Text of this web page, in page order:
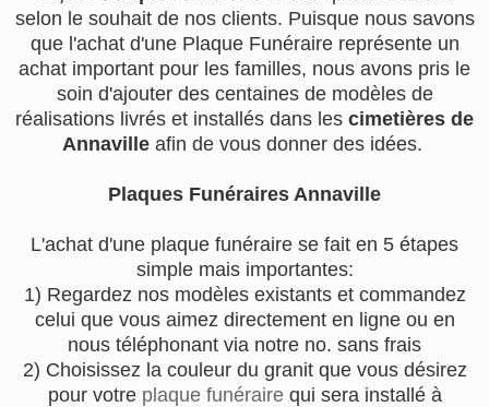
selon le souhait de nos clients. Puisque nous savons
que l'achat d'une Plaque Funéraire représente un
achat important pour les familles, nous avons pris le
soin d'ajouter des centaines de modèles de
réalisations livrés et installés dans les cimetières de
Annavilleafin de vous donner des idées.
Plaques Funéraires Annaville
L'achat d'une plaque funéraire se fait en 5 étapes
simple mais importantes:
1) Regardez nos modèles existants et commandez
celui que vous aimez directement en ligne ou en
nous téléphonant via notre no. sans frais
2) Choisissez la couleur du granit que vous désirez
pour votre plaque funérairequi sera installé à